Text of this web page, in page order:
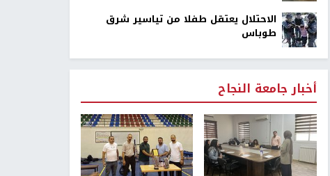
الاحتلال يعتقل طفلا من تياسير شرق
طوباس
أخبار جامعة النجاح